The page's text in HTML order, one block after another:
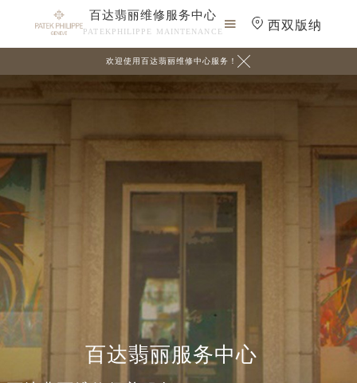
百达翡丽维修服务中心
PATEKPHILIPPE MAINTENANCE
 西双版纳
欢迎使用百达翡丽维修中心服务！ 
百达翡丽服务中心